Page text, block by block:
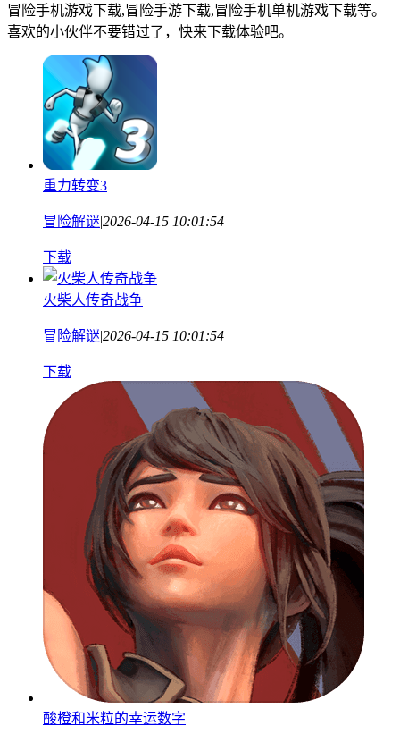
冒险手机游戏下载,冒险手游下载,冒险手机单机游戏下载等。
喜欢的小伙伴不要错过了，快来下载体验吧。
重力转变3
冒险解谜|2026-04-15 10:01:54
下载
火柴人传奇战争
冒险解谜|2026-04-15 10:01:54
下载
酸橙和米粒的幸运数字